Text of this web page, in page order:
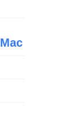
תוכנות זדוניות פופולריות של Mac